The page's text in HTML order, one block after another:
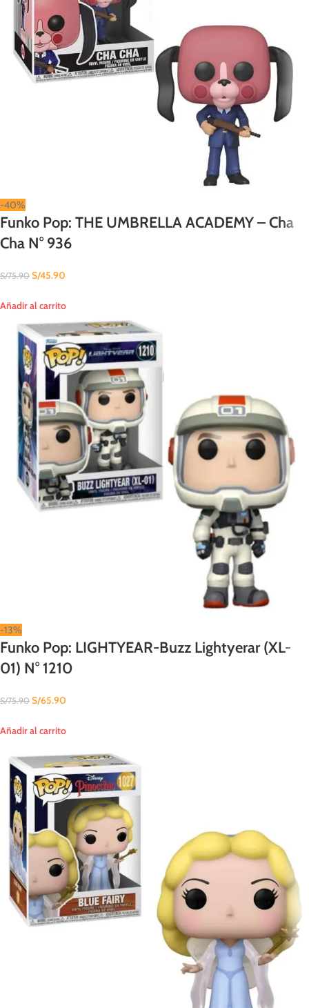
-40%
Funko Pop: THE UMBRELLA ACADEMY – Cha
Cha N° 936
S/75.90 S/45.90
Añadir al carrito
-13%
Funko Pop: LIGHTYEAR-Buzz Lightyerar (XL-
01) N° 1210
S/75.90 S/65.90
Añadir al carrito